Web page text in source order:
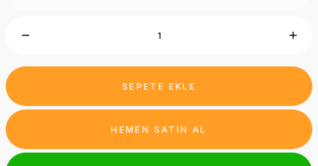
SEPETE EKLE
HEMEN SATIN AL